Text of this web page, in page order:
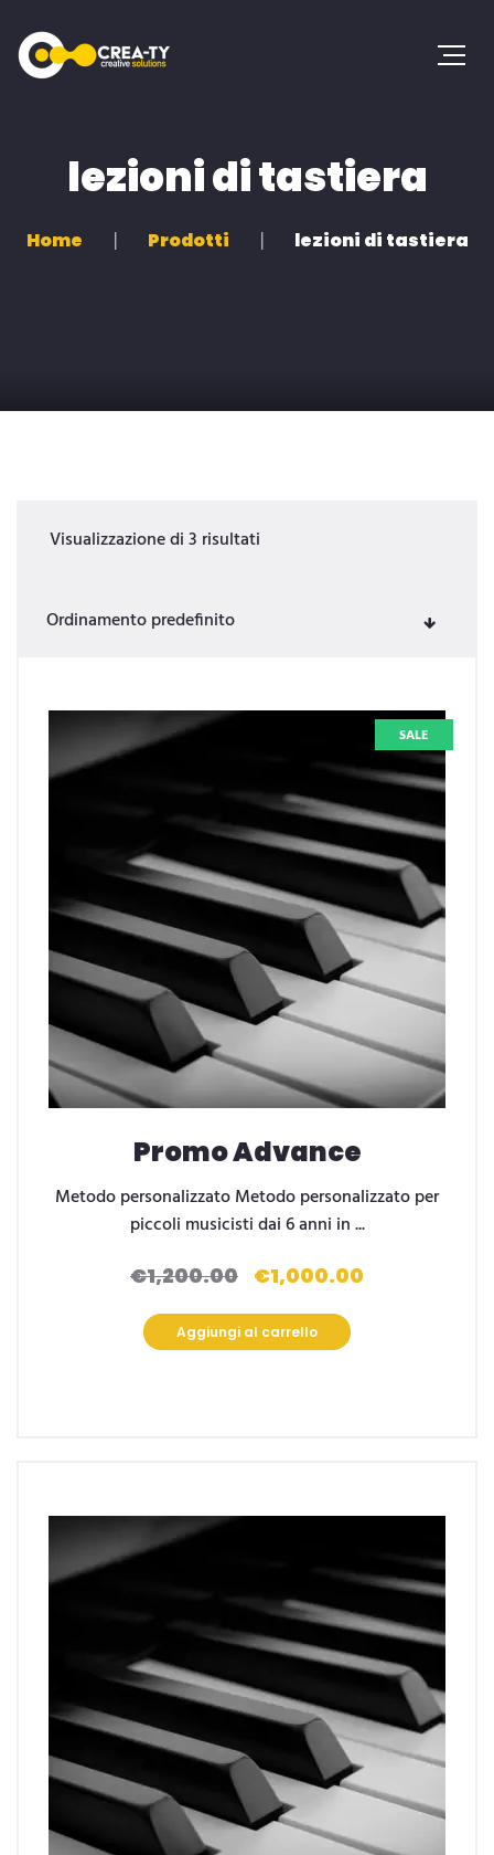
lezioni di tastiera
Home Prodotti lezioni di tastiera
Visualizzazione di 3 risultati
SALE
Promo Advance
Metodo personalizzato Metodo personalizzato per
piccoli musicisti dai 6 anni in ...
€1,200.00
Il
originale
€1,000.00
Aggiungi al carrello